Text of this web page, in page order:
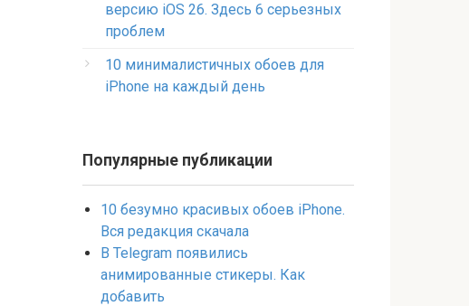
версию iOS 26. Здесь 6 серьезных
проблем
10 минималистичных обоев для
iPhone на каждый день
Популярные публикации
10 безумно красивых обоев iPhone.
Вся редакция скачала
В Telegram появились
анимированные стикеры. Как
добавить